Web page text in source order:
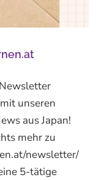
unseren
aus Japan!
mehr zu
newsletter/
5-tätige